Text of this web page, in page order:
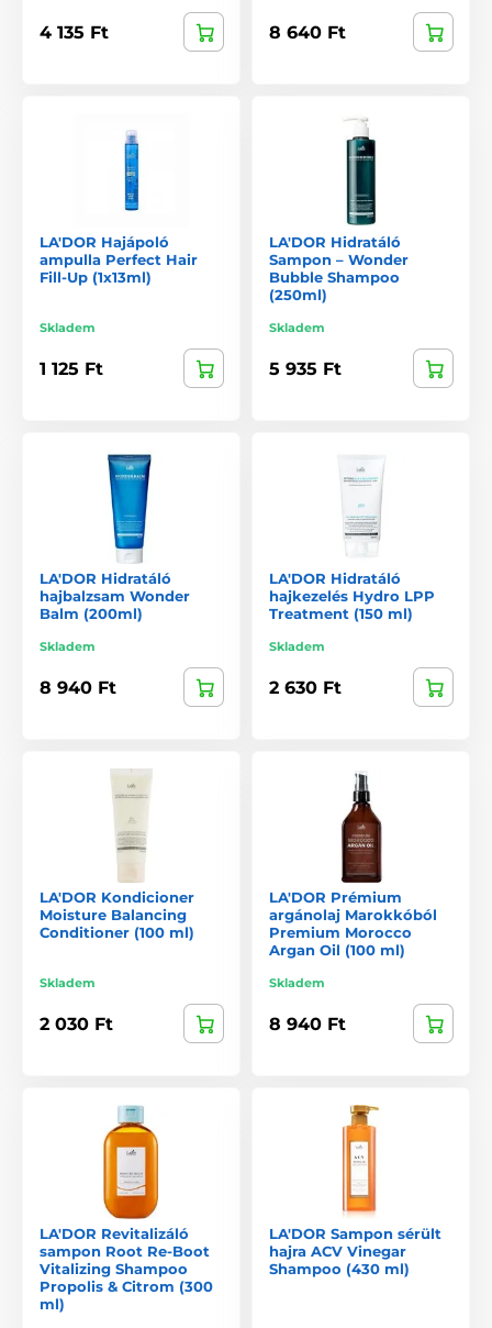
4 135 Ft 8 640 Ft
LA'DOR Hajápoló
ampulla Perfect Hair
Fill-Up (1x13ml)
Skladem
1 125 Ft
LA'DOR Hidratáló
Sampon – Wonder
Bubble Shampoo
(250ml)
Skladem
5 935 Ft
LA'DOR Hidratáló
hajbalzsam Wonder
Balm (200ml)
Skladem
8 940 Ft
LA'DOR Hidratáló
hajkezelés Hydro LPP
Treatment (150 ml)
Skladem
2 630 Ft
LA'DOR Kondicioner
Moisture Balancing
Conditioner (100 ml)
Skladem
2 030 Ft
LA'DOR Prémium
argánolaj Marokkóból
Premium Morocco
Argan Oil (100 ml)
Skladem
8 940 Ft
LA'DOR Revitalizáló
sampon Root Re-Boot
Vitalizing Shampoo
Propolis & Citrom (300
ml)
LA'DOR Sampon sérült
hajra ACV Vinegar
Shampoo (430 ml)